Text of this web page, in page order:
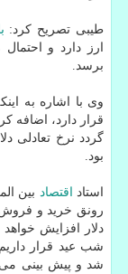
طیبی تصریح كرد:
برسد.
بود.
استاد اقتصاد بین
رونق خرید و
دلار افزایش
شب عید قرار
شد و پیش بینی می